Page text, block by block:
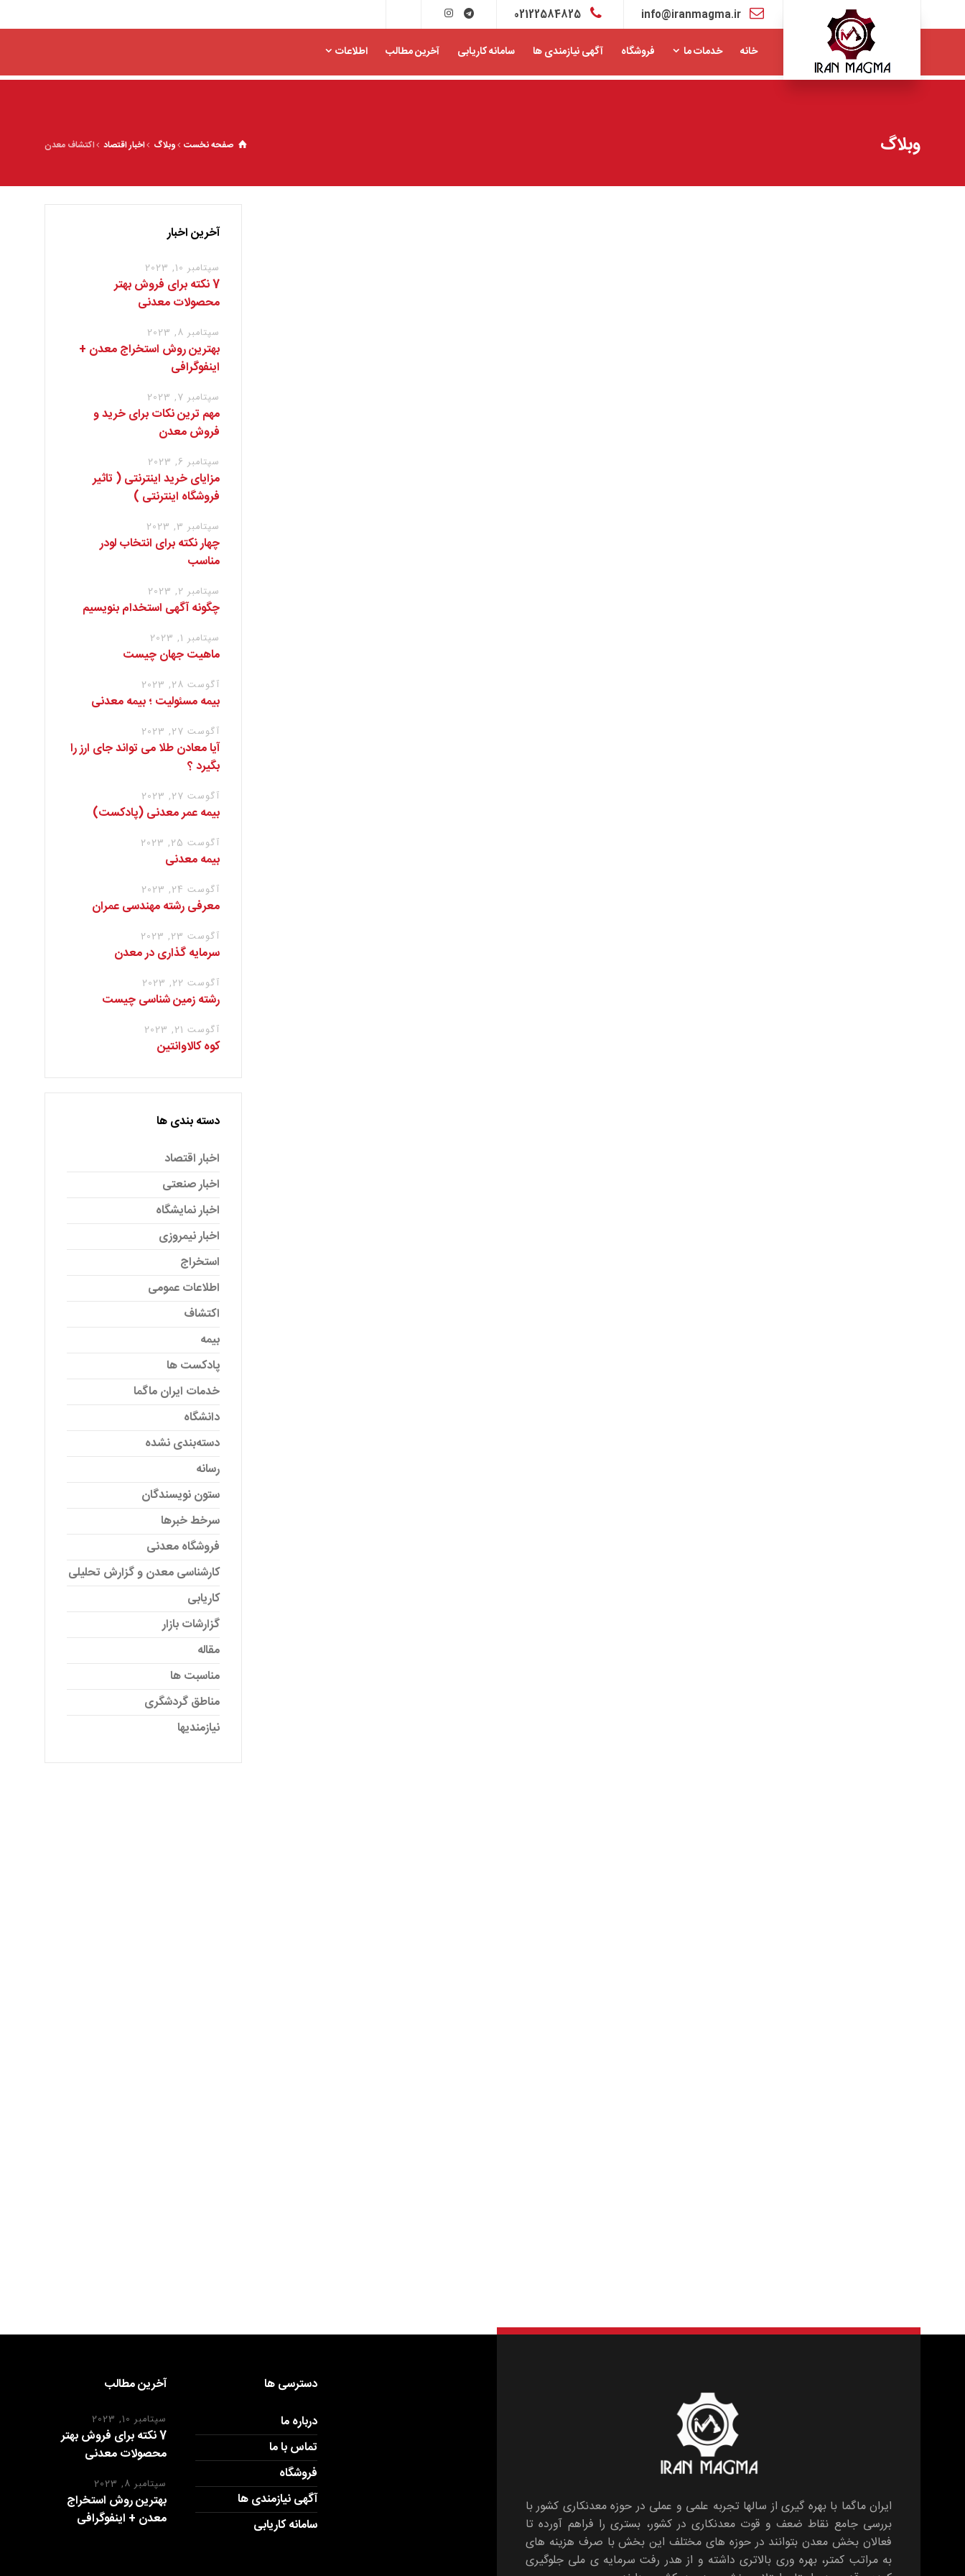
info@iranmagma.ir
02122584825
خانه خدمات ما فروشگاه آگهی نیازمندی ها سامانه کاریابی آخرین مطالب اطلاعات
وبلاگ صفحه نخست وبلاگ اخبار اقتصاد اکتشاف معدن
آخرین اخبار
سپتامبر 10, 2023
7 نکته برای فروش بهتر
محصولات معدنی
سپتامبر 8, 2023
بهترین روش استخراج معدن +
اینفوگرافی
سپتامبر 7, 2023
مهم ترین نکات برای خرید و
فروش معدن
سپتامبر 6, 2023
مزایای خرید اینترنتی ( تاثیر
فروشگاه اینترنتی )
سپتامبر 3, 2023
چهار نکته برای انتخاب لودر
مناسب
سپتامبر 2, 2023
چگونه آگهی استخدام بنویسیم
سپتامبر 1, 2023
ماهیت جهان چیست
آگوست 28, 2023
بیمه مسئولیت ؛ بیمه معدنی
آگوست 27, 2023
آیا معادن طلا می تواند جای ارز را
بگیرد ؟
آگوست 27, 2023
بیمه عمر معدنی (پادکست)
آگوست 25, 2023
بیمه معدنی
آگوست 24, 2023
معرفی رشته مهندسی عمران
آگوست 23, 2023
سرمایه گذاری در معدن
آگوست 22, 2023
رشته زمین شناسی چیست
آگوست 21, 2023
کوه کالاوانتین
دسته بندی ها
اخبار اقتصاد
اخبار صنعتی
اخبار نمایشگاه
اخبار نیمروزی
استخراج
اطلاعات عمومی
اکتشاف
بیمه
پادکست ها
خدمات ایران ماگما
دانشگاه
دسته‌بندی نشده
رسانه
ستون نویسندگان
سرخط خبرها
فروشگاه معدنی
کارشناسی معدن و گزارش تحلیلی
کاریابی
گزارشات بازار
مقاله
مناسبت ها
مناطق گردشگری
نیازمندیها
ایران ماگما با بهره گیری از سالها تجربه علمی و عملی در حوزه معدنکاری کشور با
بررسی جامع نقاط ضعف و قوت معدنکاری در کشور، بستری را فراهم آورده تا
فعالان بخش معدن بتوانند در حوزه های مختلف این بخش با صرف هزینه های
به مراتب کمتر، بهره وری بالاتری داشته و از هدر رفت سرمایه ی ملی جلوگیری
دسترسی ها
درباره ما
تماس با ما
فروشگاه
آگهی نیازمندی ها
سامانه کاریابی
آخرین مطالب
سپتامبر 10, 2023
7 نکته برای فروش بهتر
محصولات معدنی
سپتامبر 8, 2023
بهترین روش استخراج
معدن + اینفوگرافی